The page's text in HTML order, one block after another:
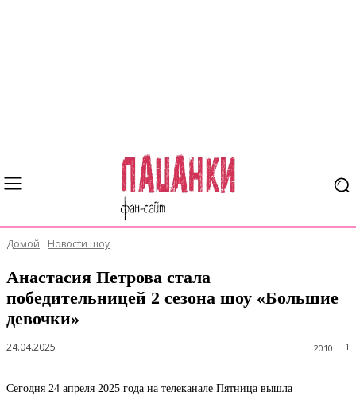
Домой Новости шоу
Анастасия Петрова стала
победительницей 2 сезона шоу «Большие
девочки»
24.04.2025 1
2010
Сегодня 24 апреля 2025 года на телеканале Пятница вышла